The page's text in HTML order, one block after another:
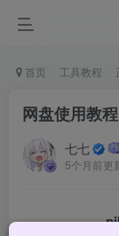
首页 工具教程
网盘使用教
七七
5个月前更